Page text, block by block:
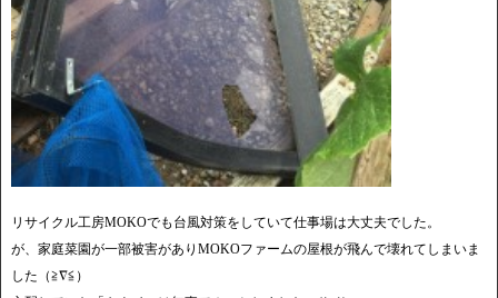
リサイクル工房MOKOでも台風対策をしていて仕事場は大丈夫でした。
が、家庭菜園が一部被害がありMOKOファームの屋根が飛んで壊れてしまいま
した（≧∇≦）